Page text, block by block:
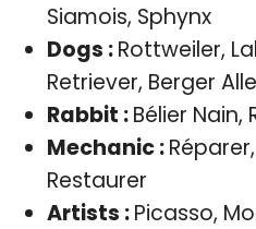
Siamois, Sphynx
Dogs :Rottweiler,
Retriever, Berger
Rabbit :Bélier Nain,
Mechanic :
Restaurer
Artists :Picasso,